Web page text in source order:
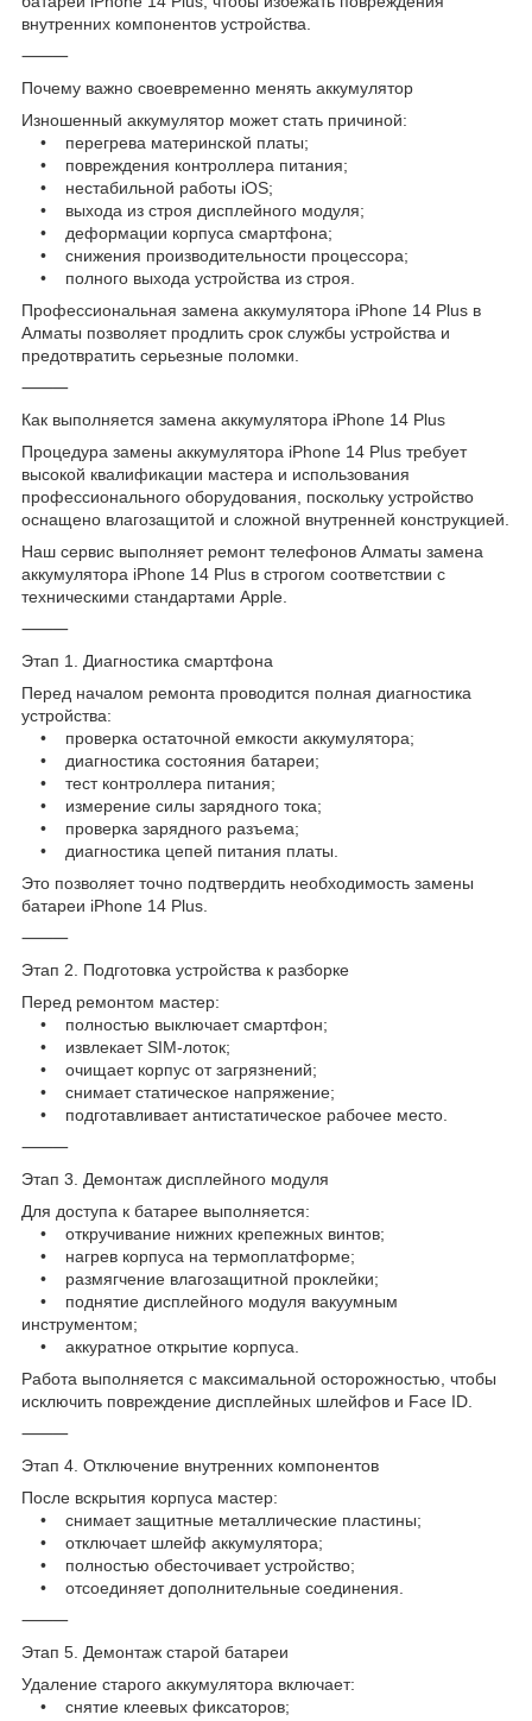
внутренних компонентов устройства.
⸻
Почему важно своевременно менять аккумулятор
Изношенный аккумулятор может стать причиной:
• перегрева материнской платы;
• повреждения контроллера питания;
• нестабильной работы iOS;
• выхода из строя дисплейного модуля;
• деформации корпуса смартфона;
• снижения производительности процессора;
• полного выхода устройства из строя.
Профессиональная замена аккумулятора iPhone 14 Plus в
Алматы позволяет продлить срок службы устройства и
предотвратить серьезные поломки.
⸻
Как выполняется замена аккумулятора iPhone 14 Plus
Процедура замены аккумулятора iPhone 14 Plus требует
высокой квалификации мастера и использования
профессионального оборудования, поскольку устройство
оснащено влагозащитой и сложной внутренней конструкцией.
Наш сервис выполняет ремонт телефонов Алматы замена
аккумулятора iPhone 14 Plus в строгом соответствии с
техническими стандартами Apple.
⸻
Этап 1. Диагностика смартфона
Перед началом ремонта проводится полная диагностика
устройства:
• проверка остаточной емкости аккумулятора;
• диагностика состояния батареи;
• тест контроллера питания;
• измерение силы зарядного тока;
• проверка зарядного разъема;
• диагностика цепей питания платы.
Это позволяет точно подтвердить необходимость замены
батареи iPhone 14 Plus.
⸻
Этап 2. Подготовка устройства к разборке
Перед ремонтом мастер:
• полностью выключает смартфон;
• извлекает SIM-лоток;
• очищает корпус от загрязнений;
• снимает статическое напряжение;
• подготавливает антистатическое рабочее место.
⸻
Этап 3. Демонтаж дисплейного модуля
Для доступа к батарее выполняется:
• откручивание нижних крепежных винтов;
• нагрев корпуса на термоплатформе;
• размягчение влагозащитной проклейки;
• поднятие дисплейного модуля вакуумным
инструментом;
• аккуратное открытие корпуса.
Работа выполняется с максимальной осторожностью, чтобы
исключить повреждение дисплейных шлейфов и Face ID.
⸻
Этап 4. Отключение внутренних компонентов
После вскрытия корпуса мастер:
• снимает защитные металлические пластины;
• отключает шлейф аккумулятора;
• полностью обесточивает устройство;
• отсоединяет дополнительные соединения.
⸻
Этап 5. Демонтаж старой батареи
Удаление старого аккумулятора включает:
• снятие клеевых фиксаторов;